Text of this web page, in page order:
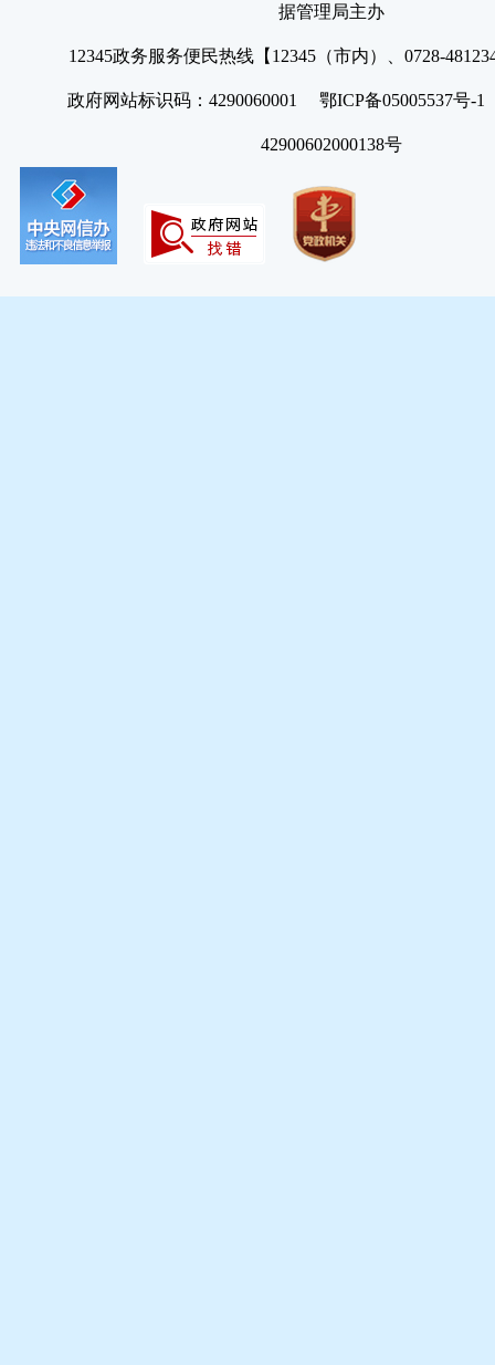
据管理局主办
12345政务服务便民热线【12345（市内）、0728-
政府网站标识码：4290060001 鄂ICP备05005537号
42900602000138号